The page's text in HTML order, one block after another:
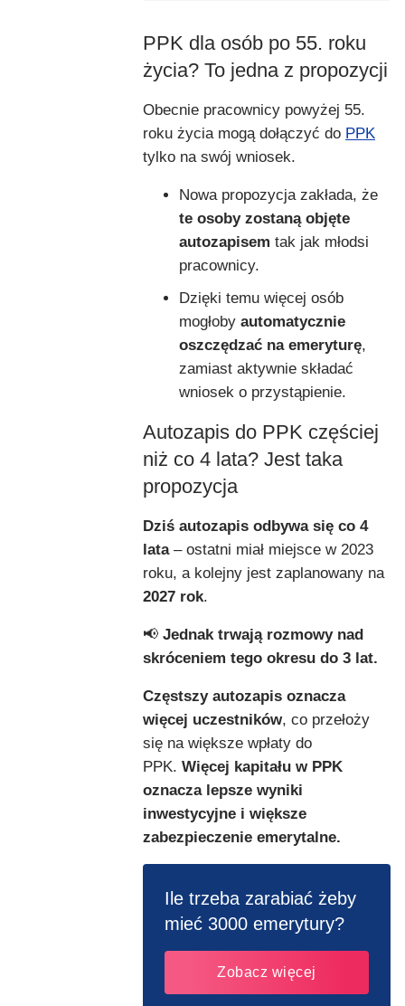
PPK dla osób po 55. roku
życia? To jedna z propozycji
Obecnie pracownicy powyżej 55.
roku życia mogą dołączyć do PPK
tylko na swój wniosek.
Nowa propozycja zakłada, że
te osoby zostaną objęte
autozapisem tak jak młodsi
pracownicy.
Dzięki temu więcej osób
mogłoby automatycznie
oszczędzać na emeryturę,
zamiast aktywnie składać
wniosek o przystąpienie.
Autozapis do PPK częściej
niż co 4 lata? Jest taka
propozycja
Dziś autozapis odbywa się co 4
lata– ostatni miał miejsce w 2023
roku, a kolejny jest zaplanowany na
2027 rok.
📢 Jednak trwają rozmowy nad
skróceniem tego okresu do 3 lat.
Częstszy autozapis oznacza
więcej uczestników, co przełoży
się na większe wpłaty do
PPK. Więcej kapitału w PPK
oznacza lepsze wyniki
inwestycyjne i większe
zabezpieczenie emerytalne.
Ile trzeba zarabiać żeby
mieć 3000 emerytury?
Zobacz więcej